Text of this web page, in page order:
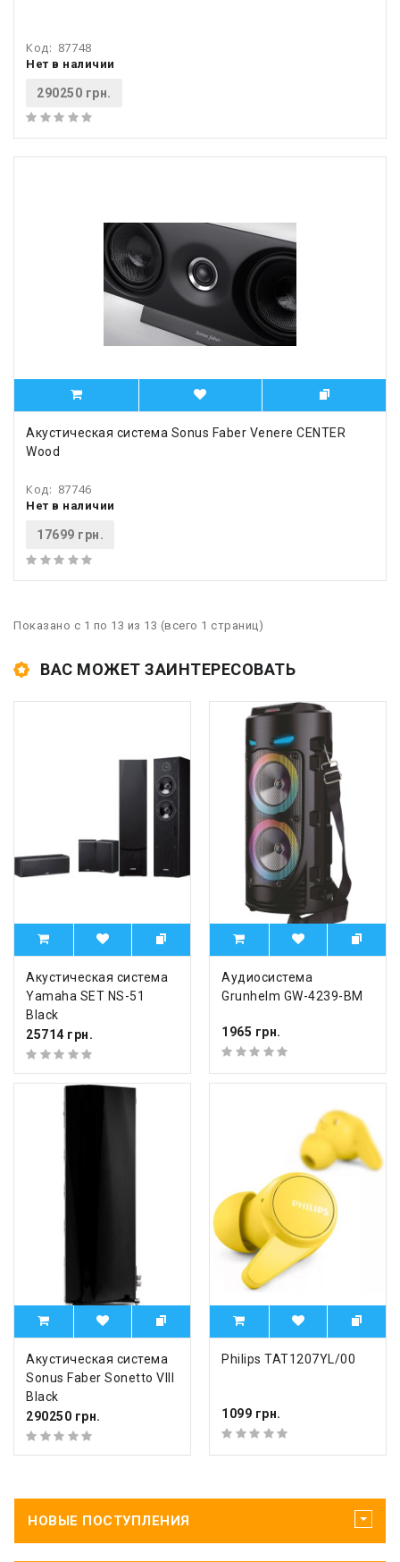
Код: 87748
Нет в наличии
290250 грн.
Акустическая система Sonus Faber Venere CENTER
Wood
Код: 87746
Нет в наличии
17699 грн.
Показано с 1 по 13 из 13 (всего 1 страниц)
ВАС МОЖЕТ ЗАИНТЕРЕСОВАТЬ
Акустическая система
Yamaha SET NS-51
Black
25714 грн.
Аудиосистема
Grunhelm GW-4239-BM
1965 грн.
Акустическая система
Sonus Faber Sonetto VIII
Black
290250 грн.
Philips TAT1207YL/00
1099 грн.
НОВЫЕ ПОСТУПЛЕНИЯ